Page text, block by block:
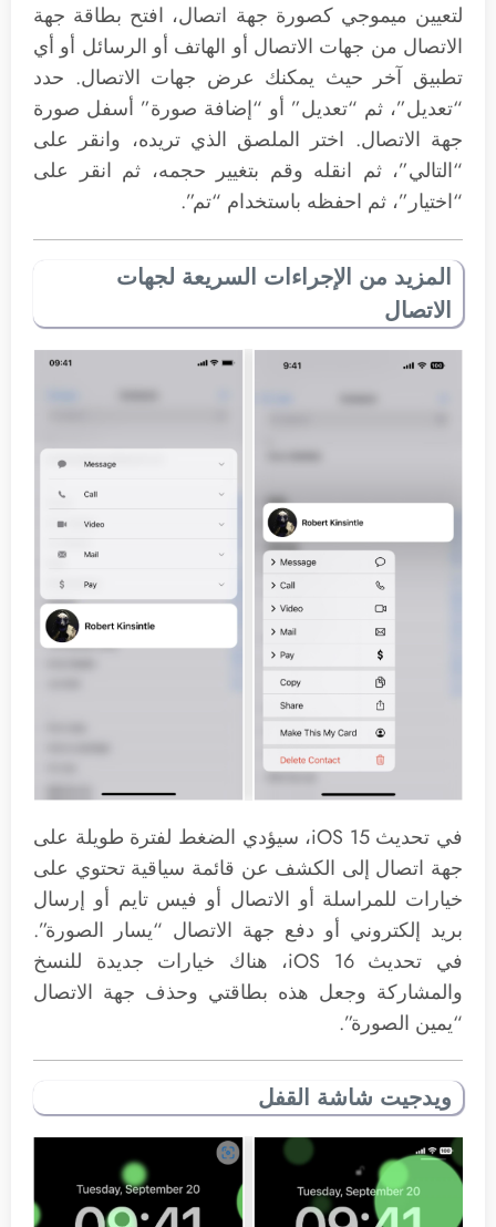
لتعيين ميموجي كصورة جهة اتصال، افتح بطاقة جهة
الاتصال من جهات الاتصال أو الهاتف أو الرسائل أو أي
تطبيق آخر حيث يمكنك عرض جهات الاتصال. حدد
“تعديل”، ثم “تعديل” أو “إضافة صورة” أسفل صورة
جهة الاتصال. اختر الملصق الذي تريده، وانقر على
“التالي”، ثم انقله وقم بتغيير حجمه، ثم انقر على
“اختيار”، ثم احفظه باستخدام “تم”.
المزيد من الإجراءات السريعة لجهات
الاتصال
في تحديث iOS 15، سيؤدي الضغط لفترة طويلة على
جهة اتصال إلى الكشف عن قائمة سياقية تحتوي على
خيارات للمراسلة أو الاتصال أو فيس تايم أو إرسال
بريد إلكتروني أو دفع جهة الاتصال “يسار الصورة”.
في تحديث iOS 16، هناك خيارات جديدة للنسخ
والمشاركة وجعل هذه بطاقتي وحذف جهة الاتصال
“يمين الصورة”.
ويدجيت شاشة القفل